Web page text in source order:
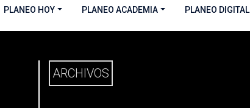
PLANEO HOY PLANEO ACADEMIA PLANEO DIGITAL
ARCHIVOS